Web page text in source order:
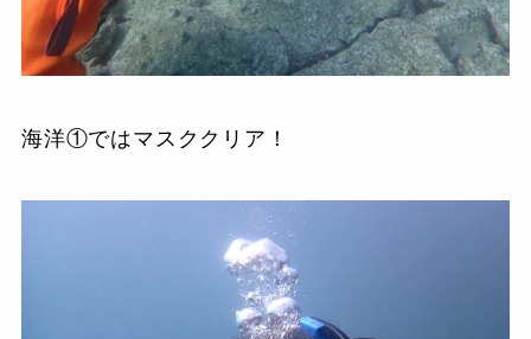
海洋①ではマスククリア！